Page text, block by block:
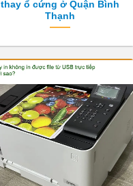
thay ổ cứng ở Quận Bình
Thạnh